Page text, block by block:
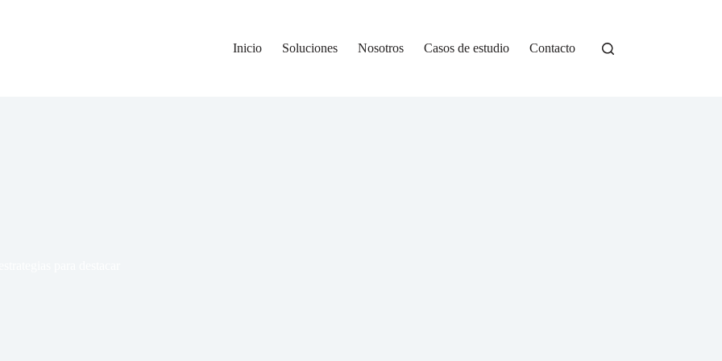
Inicio
Soluciones Nosotros Casos de estudio Contacto